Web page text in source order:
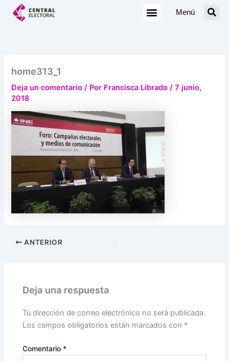
Menú
home313_1
Deja un comentario / Por Francisca Librado/7 junio,
2018
ANTERIOR
Deja una respuesta
Tu dirección de correo electrónico no será publicada.
Los campos obligatorios están marcados con *
Comentario *